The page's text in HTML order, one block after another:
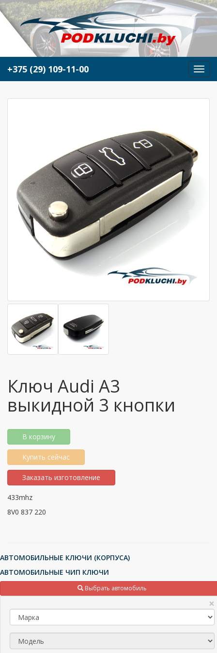
М
е
ю
+375 (29) 109-11-00
Ключ Audi A3
выкидной 3 кнопки
В корзину
Купить сейчас
Заказать изготовление
433mhz
8V0 837 220
АВТОМОБИЛЬНЫЕ КЛЮЧИ (КОРПУСА)
АВТОМОБИЛЬНЫЕ ЧИП КЛЮЧИ
ТРАНСПОНДЕРЫ (ЧИПЫ), МИКРОСХЕМЫ
Выбрать автомобиль
×